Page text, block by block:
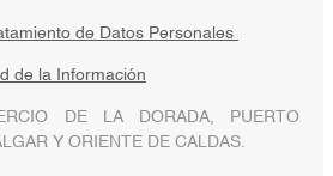
de Datos Personales
de la Información
DE LA DORADA, PUERTO
Y ORIENTE DE CALDAS.